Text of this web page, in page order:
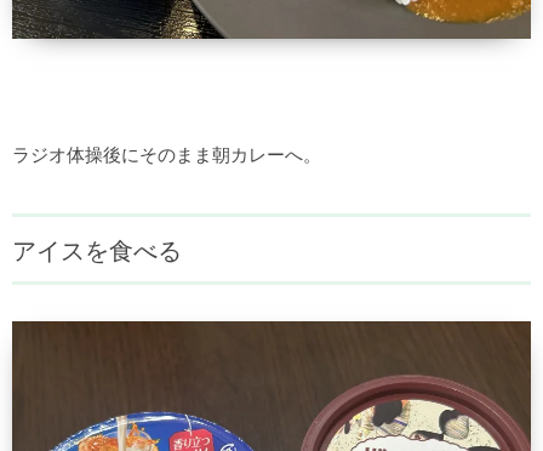
ラジオ体操後にそのまま朝カレーへ。
アイスを食べる